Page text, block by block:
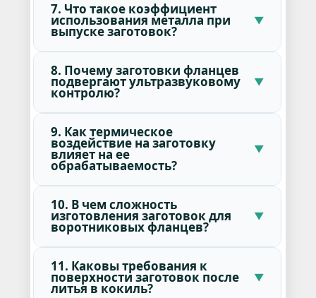
7. Что такое коэффициент
использования металла при
выпуске заготовок?
8. Почему заготовки фланцев
подвергают ультразвуковому
контролю?
9. Как термическое
воздействие на заготовку
влияет на ее
обрабатываемость?
10. В чем сложность
изготовления заготовок для
воротниковых фланцев?
11. Каковы требования к
поверхности заготовок после
литья в кокиль?